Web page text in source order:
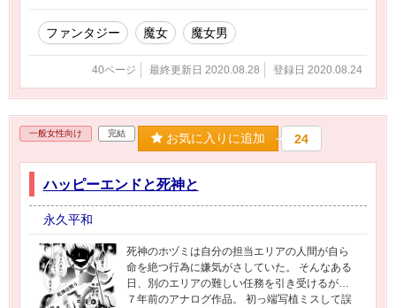
ファンタジー 魔女 魔女男
40ページ 最終更新日 2020.08.28 登録日 2020.08.24
一般女性向け 完結 お気に入りに追加 24
ハッピーエンドと死神と
永久平和
死神のホヅミは自分の担当エリアの人間が自ら
命を絶つ行為に嫌気がさしていた。 そんなある
日、別のエリアの難しい任務を引き受けるが…
７年前のアナログ作品。 初っ端写植ミスして誤